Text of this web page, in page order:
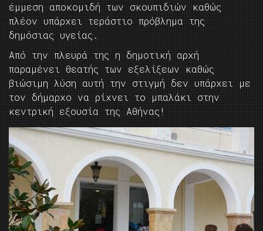
έμμεση αποκομιδή των σκουπιδιών καθώς
πλέον υπάρχει τεράστιο πρόβλημα της
δημόσιας υγείας.
Από την πλευρά της η δημοτική αρχή
παραμένει θεατής των εξελίξεων καθώς
βιώσιμη λύση αυτή την στιγμή δεν υπάρχει με
τον δήμαρχο να ρίχνει το μπαλάκι στην
κεντρική εξουσία της Αθήνας!